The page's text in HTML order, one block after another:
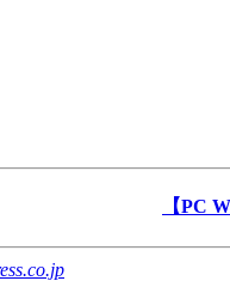
【PC